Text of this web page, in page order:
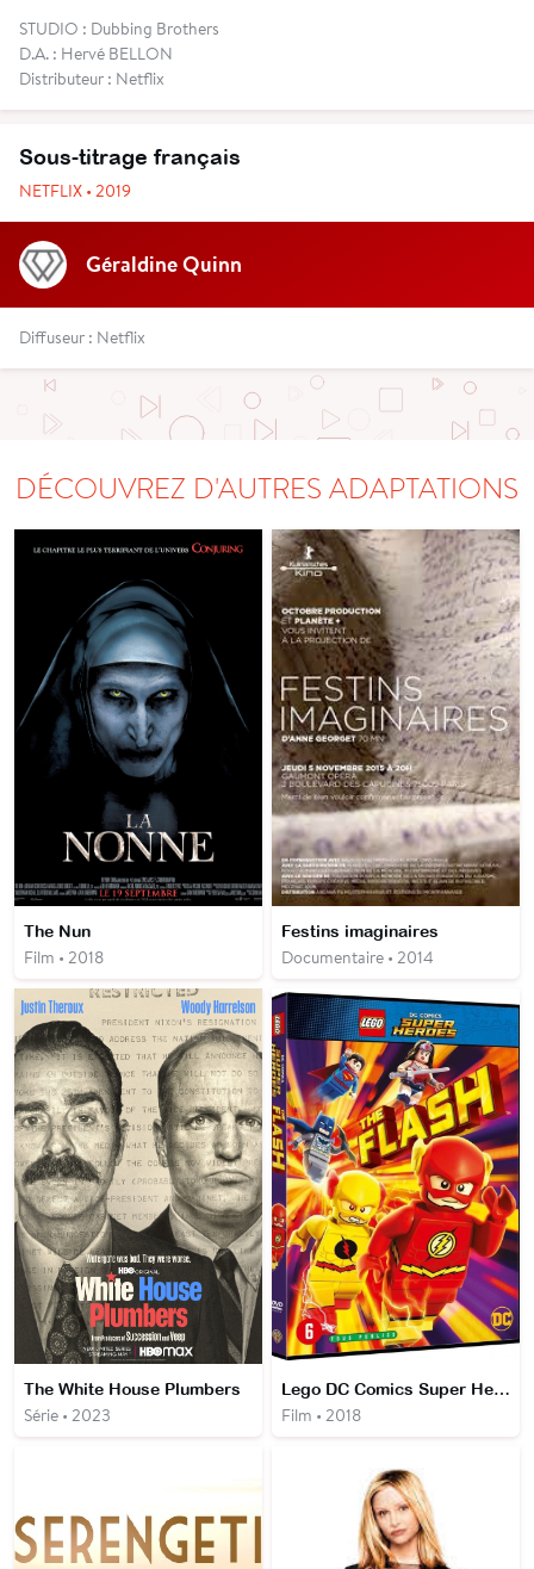
STUDIO : Dubbing Brothers
D.A. : Hervé BELLON
Distributeur : Netflix
Sous-titrage français
NETFLIX • 2019
Géraldine Quinn
Diffuseur : Netflix
DÉCOUVREZ D'AUTRES ADAPTATIONS
The Nun
Film • 2018
Festins imaginaires
Documentaire • 2014
The White House Plumbers
Série • 2023
Lego DC Comics Super Heroes: The Flash
Film • 2018